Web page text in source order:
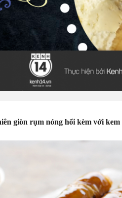
giòn rụm nóng hổi kèm với